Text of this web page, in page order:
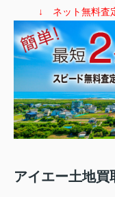
↓ ネット無料査
アイエー土地買